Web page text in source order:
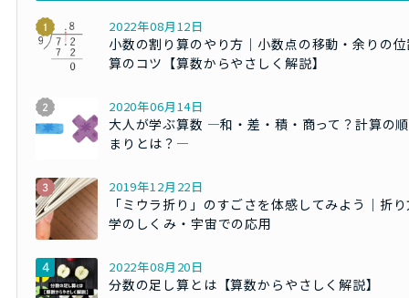
2022年08月12日
小数の割り算のやり方｜小数点の移動・余りの
算のコツ【算数からやさしく解説】
2020年06月14日
大人が学ぶ算数 ―和・差・積・商って？計算の
まりとは？―
2019年12月22日
「ミウラ折り」のすごさを体感してみよう｜折
学のしくみ・宇宙での応用
2022年08月20日
分数の足し算とは【算数からやさしく解説】